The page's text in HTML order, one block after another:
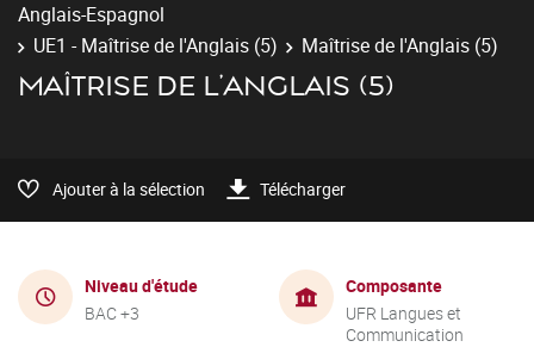
Anglais-Espagnol
UE1 - Maîtrise de l'Anglais (5)
Maîtrise de l'Anglais (5)
MAÎTRISE DE L'ANGLAIS (5)
Ajouter à la sélection Télécharger
Niveau d'étude
BAC +3
Composante
UFR Langues et
Communication